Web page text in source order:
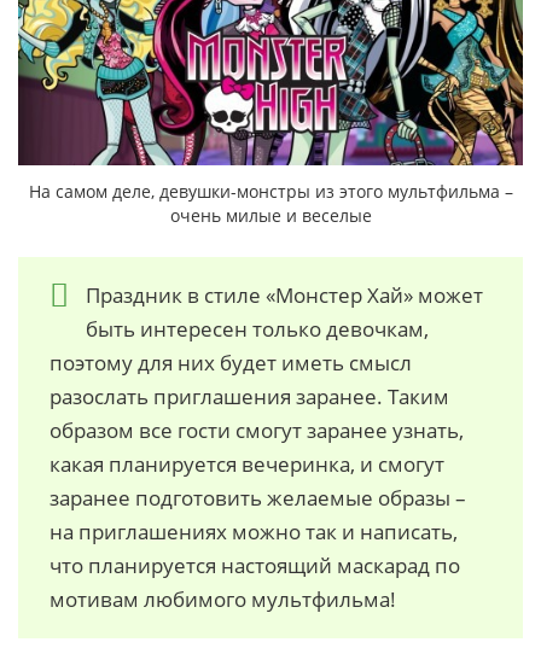
На самом деле, девушки-монстры из этого мультфильма –
очень милые и веселые
Праздник в стиле «Монстер Хай» может
быть интересен только девочкам,
поэтому для них будет иметь смысл
разослать приглашения заранее. Таким
образом все гости смогут заранее узнать,
какая планируется вечеринка, и смогут
заранее подготовить желаемые образы –
на приглашениях можно так и написать,
что планируется настоящий маскарад по
мотивам любимого мультфильма!